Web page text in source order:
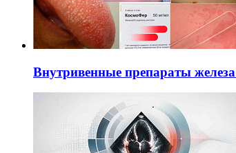
Внутривенные препараты